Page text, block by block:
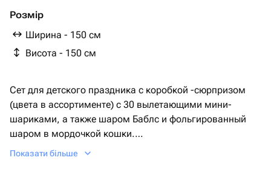
Розмір
Ширина - 150 см
Висота - 150 см
Сет для детского праздника с коробкой -сюрпризом
(цвета в ассортименте) с 30 вылетающими мини-
шариками, а также шаром Баблс и фольгированный
шаром в мордочкой кошки.
В комплект входят:
Показати більше